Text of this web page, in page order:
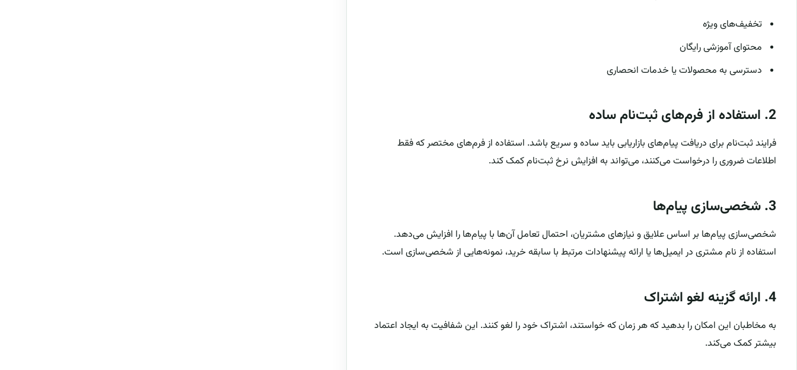
تخفیف‌های ویژه
محتوای آموزشی رایگان
دسترسی به محصولات یا خدمات انحصاری
2. استفاده از فرم‌های ثبت‌نام ساده
فرایند ثبت‌نام برای دریافت پیام‌های بازاریابی باید ساده و سریع باشد. استفاده از فرم‌های مختصر که فقط
اطلاعات ضروری را درخواست می‌کنند، می‌تواند به افزایش نرخ ثبت‌نام کمک کند.
3. شخصی‌سازی پیام‌ها
شخصی‌سازی پیام‌ها بر اساس علایق و نیازهای مشتریان، احتمال تعامل آن‌ها با پیام‌ها را افزایش می‌دهد.
استفاده از نام مشتری در ایمیل‌ها یا ارائه پیشنهادات مرتبط با سابقه خرید، نمونه‌هایی از شخصی‌سازی است.
4. ارائه گزینه لغو اشتراک
به مخاطبان این امکان را بدهید که هر زمان که خواستند، اشتراک خود را لغو کنند. این شفافیت به ایجاد اعتماد
بیشتر کمک می‌کند.